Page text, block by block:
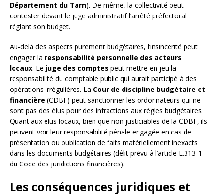
Département du Tarn). De même, la collectivité peut
contester devant le juge administratif l’arrêté préfectoral
réglant son budget.
Au-delà des aspects purement budgétaires, l’insincérité peut
engager la responsabilité personnelle des acteurs
locaux. Le juge des comptes peut mettre en jeu la
responsabilité du comptable public qui aurait participé à des
opérations irrégulières. La Cour de discipline budgétaire et
financière (CDBF) peut sanctionner les ordonnateurs qui ne
sont pas des élus pour des infractions aux règles budgétaires.
Quant aux élus locaux, bien que non justiciables de la CDBF, ils
peuvent voir leur responsabilité pénale engagée en cas de
présentation ou publication de faits matériellement inexacts
dans les documents budgétaires (délit prévu à l’article L.313-1
du Code des juridictions financières).
Les conséquences juridiques et